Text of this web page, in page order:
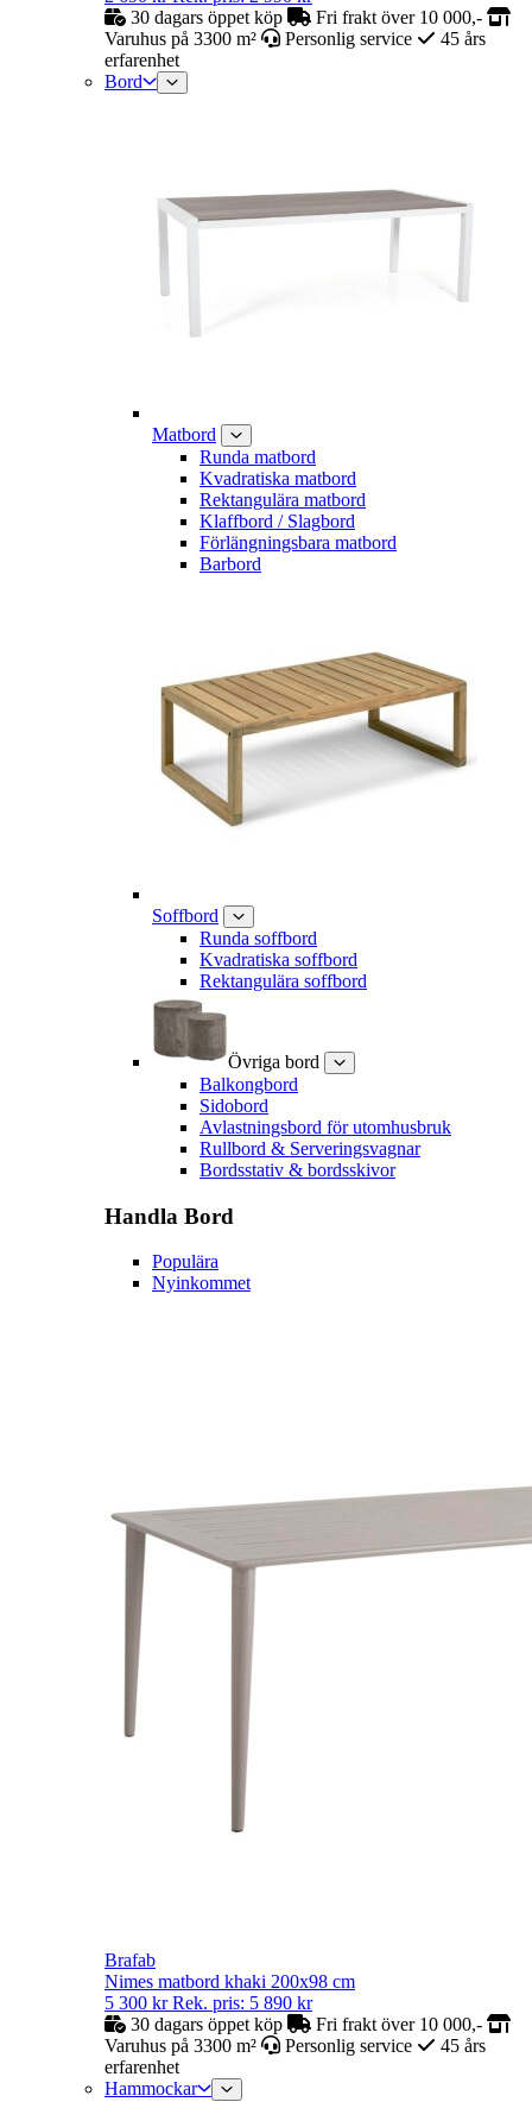
30 dagars öppet köp
Fri frakt över 10 000,-
Varuhus på 3300 m²
Personlig service
45 års
erfarenhet
Bord
Matbord
Runda matbord
Kvadratiska matbord
Rektangulära matbord
Klaffbord / Slagbord
Förlängningsbara matbord
Barbord
Soffbord
Runda soffbord
Kvadratiska soffbord
Rektangulära soffbord
Övriga bord
Balkongbord
Sidobord
Avlastningsbord för utomhusbruk
Rullbord & Serveringsvagnar
Bordsstativ & bordsskivor
Handla Bord
Populära
Nyinkommet
Brafab
Nimes matbord khaki 200x98 cm
5 300 kr Rek. pris: 5 890 kr
30 dagars öppet köp
Fri frakt över 10 000,-
Varuhus på 3300 m²
Personlig service
45 års
erfarenhet
Hammockar